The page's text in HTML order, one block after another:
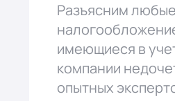
Разъясним
имеющиеся в
компании
опытных